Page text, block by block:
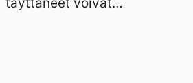
täyttäneet voivat…